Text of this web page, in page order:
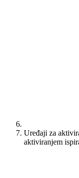
Uređaji za
aktiviranjem